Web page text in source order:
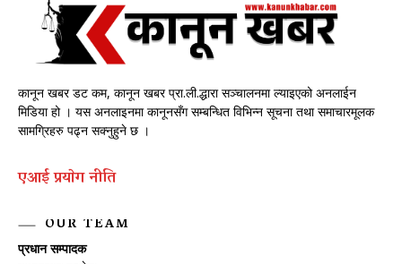
कानून खबर डट कम, कानून खबर प्रा.ली.द्धारा सञ्चालनमा ल्याइएको अनलाईन
मिडिया हो । यस अनलाइनमा कानूनसँग सम्बन्धित विभिन्न सूचना तथा समाचारमूलक
सामग्रिहरु पढ्न सक्नुहुने छ ।
एआई प्रयाेग नीति
OUR TEAM
प्रधान सम्पादक